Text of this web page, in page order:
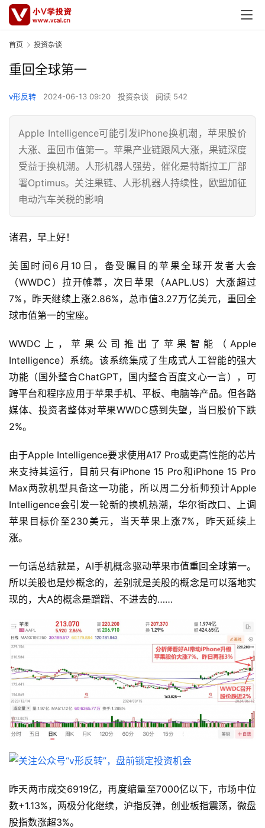
首页 投资杂谈
重回全球第一
v形反转 2024-06-13 09:20 投资杂谈 阅读 542
Apple Intelligence可能引发iPhone换机潮，苹果股价
大涨、重回市值第一。苹果产业链跟风大涨，果链深度
受益于换机潮。人形机器人强势，催化是特斯拉工厂部
署Optimus。关注果链、人形机器人持续性，欧盟加征
电动汽车关税的影响
诸君，早上好！
美国时间6月10日，备受瞩目的苹果全球开发者大会
（WWDC）拉开帷幕，次日苹果（AAPL.US）大涨超过
7%，昨天继续上涨2.86%，总市值3.27万亿美元，重回全
球市值第一的宝座。
WWDC上，苹果公司推出了苹果智能（Apple
Intelligence）系统。该系统集成了生成式人工智能的强大
功能（国外整合ChatGPT，国内整合百度文心一言），可
跨平台和程序应用于苹果手机、平板、电脑等产品。但各路
媒体、投资者整体对苹果WWDC感到失望，当日股价下跌
2%。
由于Apple Intelligence要求使用A17 Pro或更高性能的芯片
来支持其运行，目前只有iPhone 15 Pro和iPhone 15 Pro
Max两款机型具备这一功能，所以周二分析师预计Apple
Intelligence会引发一轮新的换机热潮，华尔街改口、上调
苹果目标价至230美元，当天苹果上涨7%，昨天延续上
涨。
一句话总结就是，AI手机概念驱动苹果市值重回全球第一。
所以美股也是炒概念的，差别就是美股的概念是可以落地实
现的，大A的概念是蹭蹭、不进去的……
昨天两市成交6919亿，再度缩量至7000亿以下，市场中位
数+1.13%，两极分化继续，沪指反弹，创业板指震荡，微盘
股指数涨超3%。